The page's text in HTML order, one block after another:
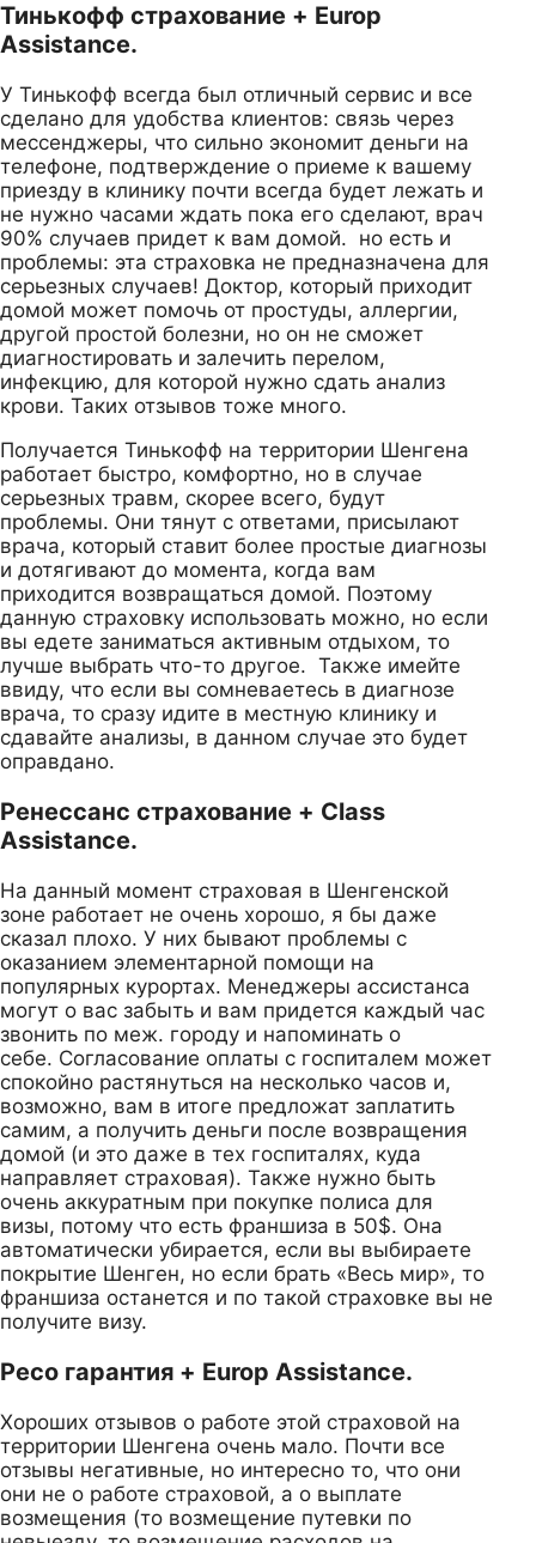
Тинькофф страхование + Europ
Assistance.
У Тинькофф всегда был отличный сервис и все
сделано для удобства клиентов: связь через
мессенджеры, что сильно экономит деньги на
телефоне, подтверждение о приеме к вашему
приезду в клинику почти всегда будет лежать и
не нужно часами ждать пока его сделают, врач
90% случаев придет к вам домой. но есть и
проблемы: эта страховка не предназначена для
серьезных случаев! Доктор, который приходит
домой может помочь от простуды, аллергии,
другой простой болезни, но он не сможет
диагностировать и залечить перелом,
инфекцию, для которой нужно сдать анализ
крови. Таких отзывов тоже много.
Получается Тинькофф на территории Шенгена
работает быстро, комфортно, но в случае
серьезных травм, скорее всего, будут
проблемы. Они тянут с ответами, присылают
врача, который ставит более простые диагнозы
и дотягивают до момента, когда вам
приходится возвращаться домой. Поэтому
данную страховку использовать можно, но если
вы едете заниматься активным отдыхом, то
лучше выбрать что-то другое. Также имейте
ввиду, что если вы сомневаетесь в диагнозе
врача, то сразу идите в местную клинику и
сдавайте анализы, в данном случае это будет
оправдано.
Ренессанс страхование + Class
Assistance.
На данный момент страховая в Шенгенской
зоне работает не очень хорошо, я бы даже
сказал плохо. У них бывают проблемы с
оказанием элементарной помощи на
популярных курортах. Менеджеры ассистанса
могут о вас забыть и вам придется каждый час
звонить по меж. городу и напоминать о
себе. Согласование оплаты с госпиталем может
спокойно растянуться на несколько часов и,
возможно, вам в итоге предложат заплатить
самим, а получить деньги после возвращения
домой (и это даже в тех госпиталях, куда
направляет страховая). Также нужно быть
очень аккуратным при покупке полиса для
визы, потому что есть франшиза в 50$. Она
автоматически убирается, если вы выбираете
покрытие Шенген, но если брать «Весь мир», то
франшиза останется и по такой страховке вы не
получите визу.
Ресо гарантия + Europ Assistance.
Хороших отзывов о работе этой страховой на
территории Шенгена очень мало. Почти все
отзывы негативные, но интересно то, что они
они не о работе страховой, а о выплате
возмещения (то возмещение путевки по